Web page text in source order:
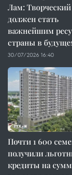
Лам: Творческий
должен стать
важнейшим
страны в
30/07/2026 16:40
Почти 1 600
получили
кредиты на